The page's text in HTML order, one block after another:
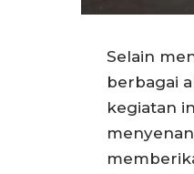
Selain
berbagai
kegiatan